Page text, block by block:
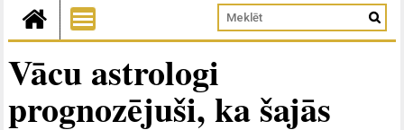
Vācu astrologi
prognozējuši, ka šajās